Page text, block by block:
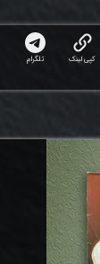
کپی لینک تلگرام